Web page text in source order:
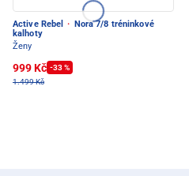
Active Rebel ·
Nora 7/8 tréninkové
kalhoty
Ženy
999 Kč -33 %
1.499 Kč